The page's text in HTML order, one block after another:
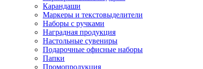
Карандаши
Маркеры и текстовыделители
Наборы с ручками
Наградная продукция
Настольные сувениры
Подарочные офисные наборы
Папки
Промопродукция